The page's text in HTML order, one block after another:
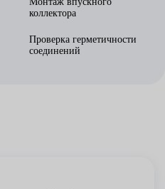
коллектора
Проверка герметичности
соединений